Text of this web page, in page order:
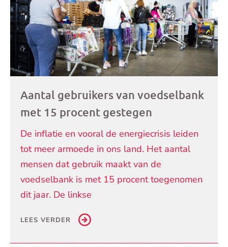
Aantal gebruikers van voedselbank
met 15 procent gestegen
De inflatie en vooral de energiecrisis leiden
tot meer armoede in ons land. Het aantal
mensen dat gebruik maakt van de
voedselbank is met 15 procent toegenomen
dit jaar. De linkse
LEES VERDER